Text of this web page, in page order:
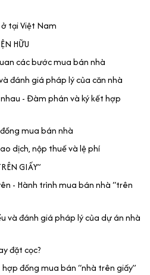
tại Việt Nam
HỮU
các bước mua bán nhà
đánh giá pháp lý của căn nhà
- Đàm phán và ký kết hợp
mua bán nhà
dịch, nộp thuế và lệ phí
GIẤY”
- Hành trình mua bán nhà “trên
và đánh giá pháp lý của dự án nhà
đặt cọc?
hợp đồng mua bán “nhà trên giấy”